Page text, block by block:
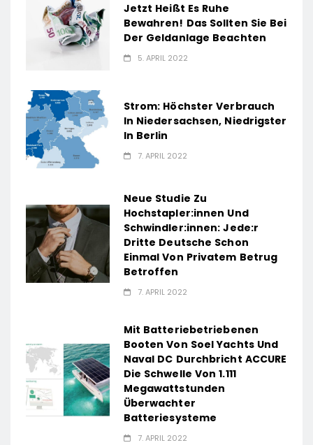
Jetzt Heißt Es Ruhe
Bewahren! Das Sollten Sie Bei
Der Geldanlage Beachten
5. APRIL 2022
Strom: Höchster Verbrauch
In Niedersachsen, Niedrigster
In Berlin
7. APRIL 2022
Neue Studie Zu
Hochstapler:innen Und
Schwindler:innen: Jede:r
Dritte Deutsche Schon
Einmal Von Privatem Betrug
Betroffen
7. APRIL 2022
Mit Batteriebetriebenen
Booten Von Soel Yachts Und
Naval DC Durchbricht ACCURE
Die Schwelle Von 1.111
Megawattstunden
Überwachter
Batteriesysteme
7. APRIL 2022